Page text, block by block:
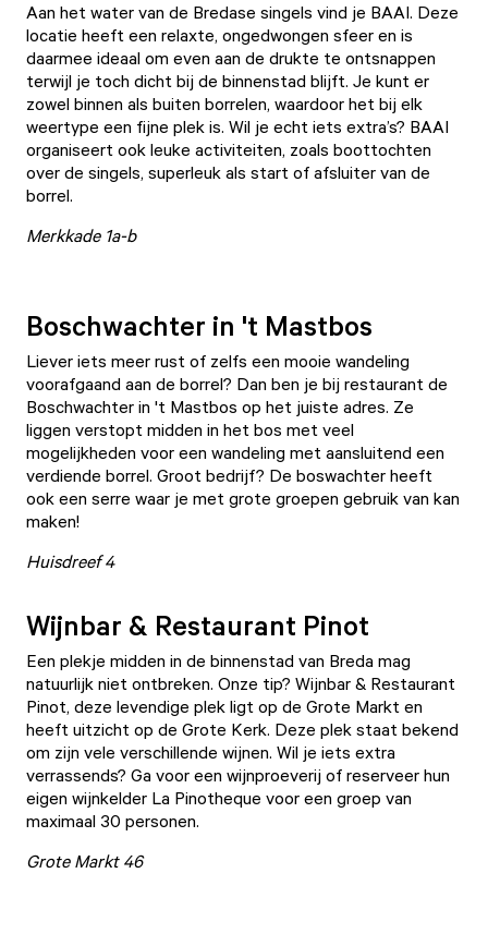
Aan het water van de Bredase singels vind je BAAI. Deze
locatie heeft een relaxte, ongedwongen sfeer en is
daarmee ideaal om even aan de drukte te ontsnappen
terwijl je toch dicht bij de binnenstad blijft. Je kunt er
zowel binnen als buiten borrelen, waardoor het bij elk
weertype een fijne plek is. Wil je echt iets extra’s? BAAI
organiseert ook leuke activiteiten, zoals boottochten
over de singels, superleuk als start of afsluiter van de
borrel.
Merkkade 1a-b
Boschwachter in 't Mastbos
Liever iets meer rust of zelfs een mooie wandeling
voorafgaand aan de borrel? Dan ben je bij restaurant de
Boschwachter in 't Mastbos op het juiste adres. Ze
liggen verstopt midden in het bos met veel
mogelijkheden voor een wandeling met aansluitend een
verdiende borrel. Groot bedrijf? De boswachter heeft
ook een serre waar je met grote groepen gebruik van kan
maken!
Huisdreef 4
Wijnbar & Restaurant Pinot
Een plekje midden in de binnenstad van Breda mag
natuurlijk niet ontbreken. Onze tip? Wijnbar & Restaurant
Pinot, deze levendige plek ligt op de Grote Markt en
heeft uitzicht op de Grote Kerk. Deze plek staat bekend
om zijn vele verschillende wijnen. Wil je iets extra
verrassends? Ga voor een wijnproeverij of reserveer hun
eigen wijnkelder La Pinotheque voor een groep van
maximaal 30 personen.
Grote Markt 46